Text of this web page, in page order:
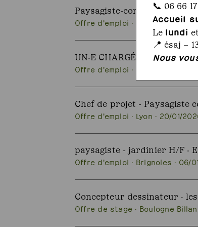
📞 06 66
Accueil
Le lundi
📍 ésaj –
Nous
Paysagiste-concepteur ·
Offre d'emploi · Paris · 22/01/
UN·E CHARGÉ·E DE
Offre d'emploi · Saint denis (93)
Chef de projet - Paysagiste
Offre d'emploi · Lyon · 20/01/
paysagiste - jardinier H/F ·
Offre d'emploi · Brignoles · 06/
Concepteur dessinateur ·
Offre de stage · Boulogne